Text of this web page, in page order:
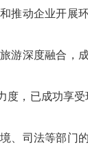
推动企业开展
游深度融合，
度，已成功享
、司法等部门